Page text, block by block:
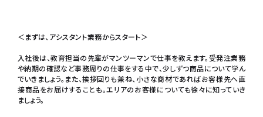
＜まずは、アシスタント業務からスタート＞
入社後は、教育担当の先輩がマンツーマンで仕事を教えます。受発注業務
や納期の確認など事務周りの仕事をする中で、少しずつ商品について学ん
でいきましょう。また、挨拶回りも兼ね、小さな商材であればお客様先へ直
接商品をお届けすることも。エリアのお客様についても徐々に知っていき
ましょう。